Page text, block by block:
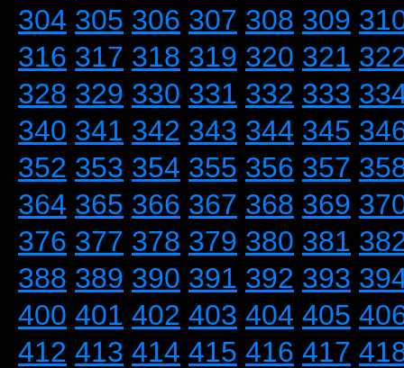
304 305 306 307 308 309
316 317 318 319 320 321
328 329 330 331 332 333
340 341 342 343 344 345
352 353 354 355 356 357
364 365 366 367 368 369
376 377 378 379 380 381
388 389 390 391 392 393
400 401 402 403 404 405
412 413 414 415 416 417